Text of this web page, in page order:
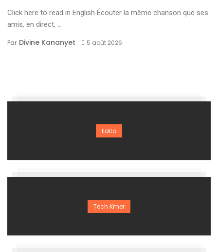
Click here to read in English Écouter la même chanson que ses
amis, en direct, ...
Par Divine Kananyet 5 août 2026
Edito
Tech Kmer